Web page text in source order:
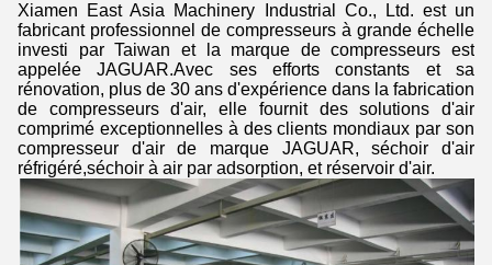
Xiamen East Asia Machinery Industrial Co., Ltd. est un
fabricant professionnel de compresseurs à grande échelle
investi par Taiwan et la marque de compresseurs est
appelée JAGUAR.Avec ses efforts constants et sa
rénovation, plus de 30 ans d'expérience dans la fabrication
de compresseurs d'air, elle fournit des solutions d'air
comprimé exceptionnelles à des clients mondiaux par son
compresseur d'air de marque JAGUAR, séchoir d'air
réfrigéré,séchoir à air par adsorption, et réservoir d'air.